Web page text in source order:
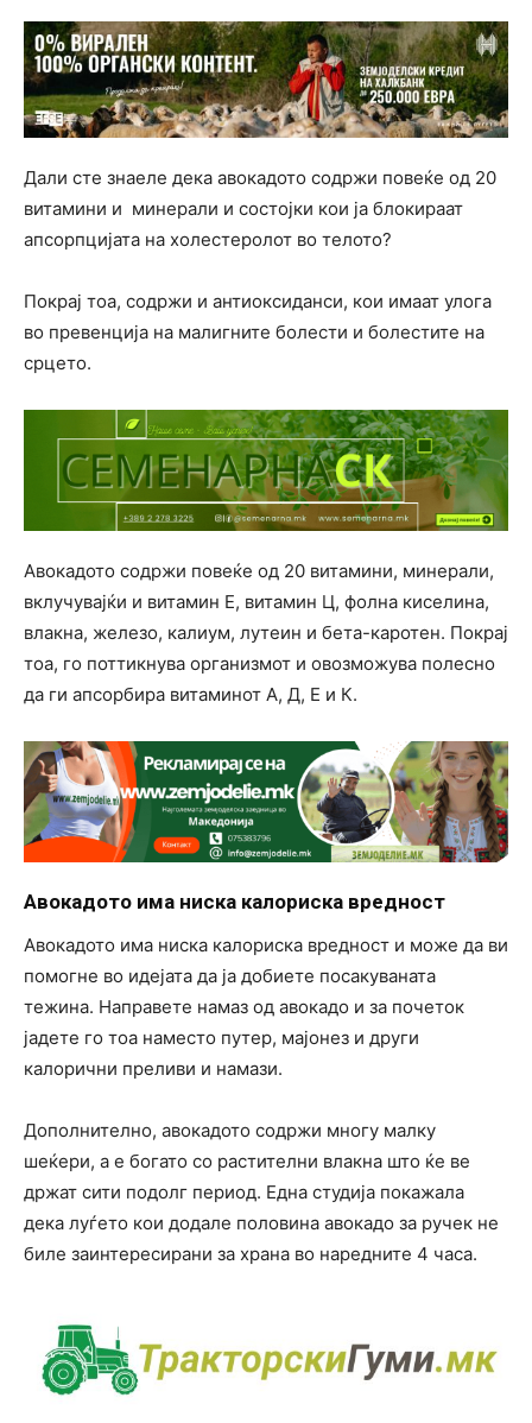
Дали сте знаеле дека авокадото содржи повеќе од 20
витамини и минерали и состојки кои ја блокираат
апсорпцијата на холестеролот во телото?
Покрај тоа, содржи и антиоксиданси, кои имаат улога
во превенција на малигните болести и болестите на
срцето.
Авокадото содржи повеќе од 20 витамини, минерали,
вклучувајќи и витамин Е, витамин Ц, фолна киселина,
влакна, железо, калиум, лутеин и бета-каротен. Покрај
тоа, го поттикнува организмот и овозможува полесно
да ги апсорбира витаминот А, Д, Е и К.
Авокадото има ниска калориска вредност
Авокадото има ниска калориска вредност и може да ви
помогне во идејата да ја добиете посакуваната
тежина. Направете намаз од авокадо и за почеток
јадете го тоа наместо путер, мајонез и други
калорични преливи и намази.
Дополнително, авокадото содржи многу малку
шеќери, а е богато со растителни влакна што ќе ве
држат сити подолг период. Една студија покажала
дека луѓето кои додале половина авокадо за ручек не
биле заинтересирани за храна во наредните 4 часа.